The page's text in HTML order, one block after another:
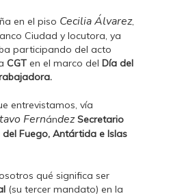
en el piso Cecilia Álvarez,
Ciudad y locutora, ya
participando del acto
CGT en el marco delDía del
entrevistamos, vía
Fernández Secretario
Fuego, Antártida e Islas
qué significa ser
(su tercer mandato) en la